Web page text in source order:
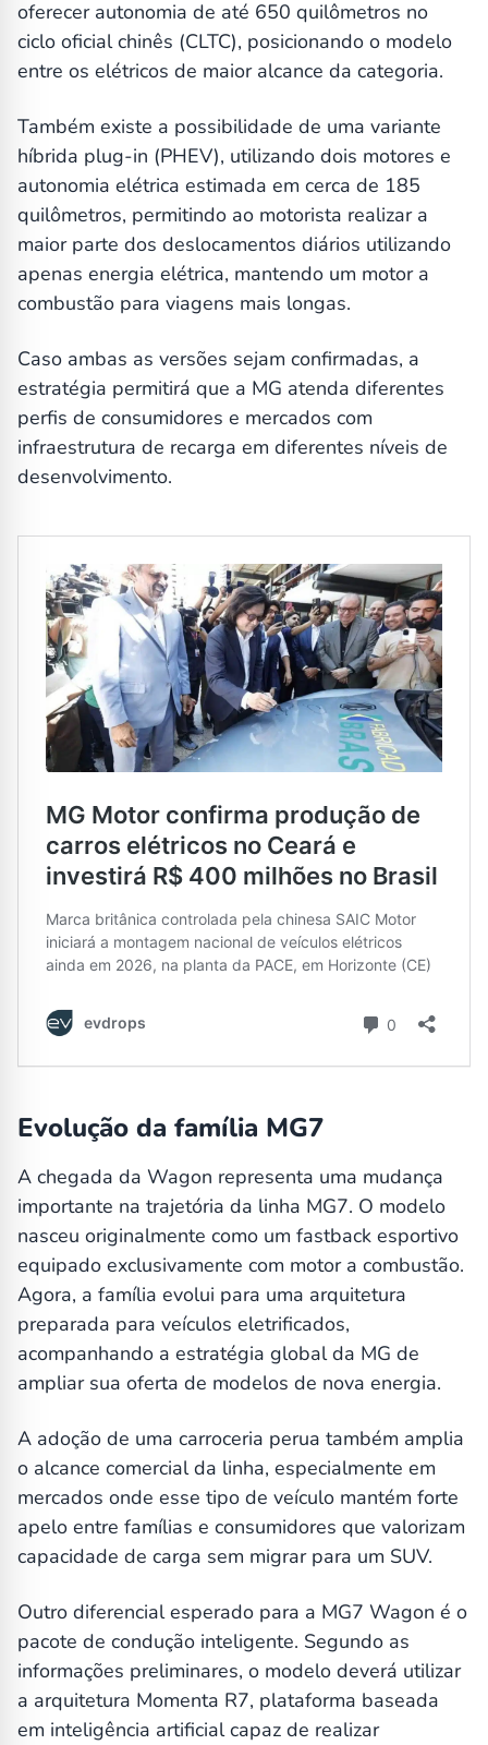
oferecer autonomia de até 650 quilômetros no
ciclo oficial chinês (CLTC), posicionando o modelo
entre os elétricos de maior alcance da categoria.
Também existe a possibilidade de uma variante
híbrida plug-in (PHEV), utilizando dois motores e
autonomia elétrica estimada em cerca de 185
quilômetros, permitindo ao motorista realizar a
maior parte dos deslocamentos diários utilizando
apenas energia elétrica, mantendo um motor a
combustão para viagens mais longas.
Caso ambas as versões sejam confirmadas, a
estratégia permitirá que a MG atenda diferentes
perfis de consumidores e mercados com
infraestrutura de recarga em diferentes níveis de
desenvolvimento.
Evolução da família MG7
A chegada da Wagon representa uma mudança
importante na trajetória da linha MG7. O modelo
nasceu originalmente como um fastback esportivo
equipado exclusivamente com motor a combustão.
Agora, a família evolui para uma arquitetura
preparada para veículos eletrificados,
acompanhando a estratégia global da MG de
ampliar sua oferta de modelos de nova energia.
A adoção de uma carroceria perua também amplia
o alcance comercial da linha, especialmente em
mercados onde esse tipo de veículo mantém forte
apelo entre famílias e consumidores que valorizam
capacidade de carga sem migrar para um SUV.
Outro diferencial esperado para a MG7 Wagon é o
pacote de condução inteligente. Segundo as
informações preliminares, o modelo deverá utilizar
a arquitetura Momenta R7, plataforma baseada
em inteligência artificial capaz de realizar